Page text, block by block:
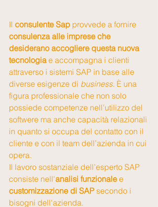
Il consulente Sap provvede a fornire
consulenza alle imprese che
desiderano accogliere questa nuova
tecnologia e accompagna i clienti
attraverso i sistemi SAP in base alle
diverse esigenze di business. È una
figura professionale che non solo
possiede competenze nell’utilizzo del
softwere ma anche capacità relazionali
in quanto si occupa del contatto con il
cliente e con il team dell’azienda in cui
opera.
Il lavoro sostanziale dell’esperto SAP
consiste nell'analisi funzionale e
customizzazione di SAP secondo i
bisogni dell'azienda.